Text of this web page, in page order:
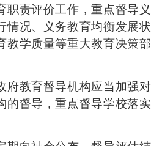
职责评价工作，重点督导义
情况、义务教育均衡发展状
教学质量等重大教育决策部
教育督导机构应当加强对
的督导，重点督导学校落实